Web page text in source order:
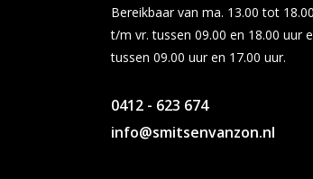
Bereikbaar van ma. 13.00 tot
t/m vr. tussen 09.00 en 18.00 uur
tussen 09.00 uur en 17.00 uur.
0412 - 623 674
info@smitsenvanzon.nl